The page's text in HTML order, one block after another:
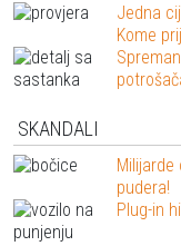
Jedna
Kome
SKANDALI
pudera!
Plug-in